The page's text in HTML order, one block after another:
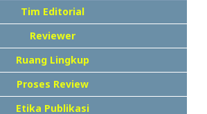
Tim Editorial
Reviewer
Ruang Lingkup
Proses Review
Etika Publikasi